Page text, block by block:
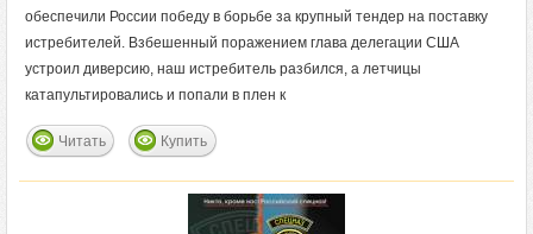
обеспечили России победу в борьбе за крупный тендер на поставку
истребителей. Взбешенный поражением глава делегации США
устроил диверсию, наш истребитель разбился, а летчицы
катапультировались и попали в плен к
Читать Купить